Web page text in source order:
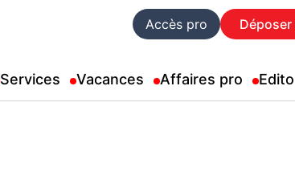
Accès pro Déposer
Services Vacances Affaires pro Edito